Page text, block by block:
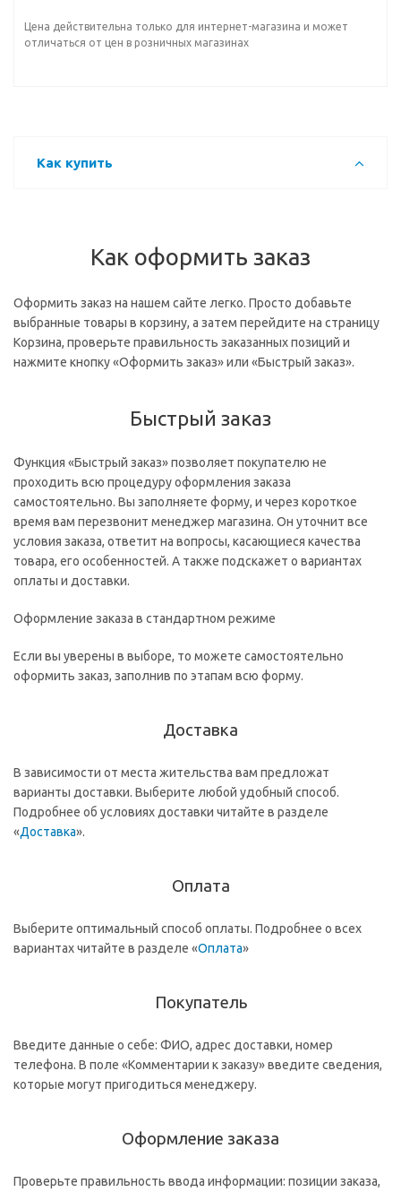
Цена действительна только для интернет-магазина и может
отличаться от цен в розничных магазинах
Как купить
Как оформить заказ
Оформить заказ на нашем сайте легко. Просто добавьте
выбранные товары в корзину, а затем перейдите на страницу
Корзина, проверьте правильность заказанных позиций и
нажмите кнопку «Оформить заказ» или «Быстрый заказ».
Быстрый заказ
Функция «Быстрый заказ» позволяет покупателю не
проходить всю процедуру оформления заказа
самостоятельно. Вы заполняете форму, и через короткое
время вам перезвонит менеджер магазина. Он уточнит все
условия заказа, ответит на вопросы, касающиеся качества
товара, его особенностей. А также подскажет о вариантах
оплаты и доставки.
Оформление заказа в стандартном режиме
Если вы уверены в выборе, то можете самостоятельно
оформить заказ, заполнив по этапам всю форму.
Доставка
В зависимости от места жительства вам предложат
варианты доставки. Выберите любой удобный способ.
Подробнее об условиях доставки читайте в разделе
«Доставка».
Оплата
Выберите оптимальный способ оплаты. Подробнее о всех
вариантах читайте в разделе «Оплата»
Покупатель
Введите данные о себе: ФИО, адрес доставки, номер
телефона. В поле «Комментарии к заказу» введите сведения,
которые могут пригодиться менеджеру.
Оформление заказа
Проверьте правильность ввода информации: позиции заказа,